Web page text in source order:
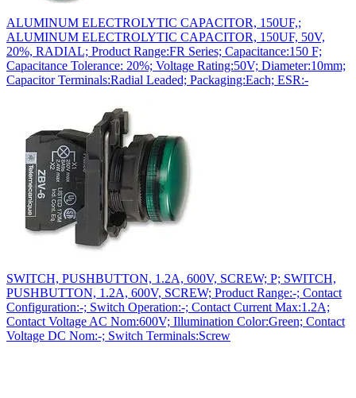
ALUMINUM ELECTROLYTIC CAPACITOR, 150UF,;
ALUMINUM ELECTROLYTIC CAPACITOR, 150UF, 50V,
20%, RADIAL; Product Range:FR Series; Capacitance:150 F;
Capacitance Tolerance: 20%; Voltage Rating:50V; Diameter:10mm;
Capacitor Terminals:Radial Leaded; Packaging:Each; ESR:-
SWITCH, PUSHBUTTON, 1.2A, 600V, SCREW; P; SWITCH,
PUSHBUTTON, 1.2A, 600V, SCREW; Product Range:-; Contact
Configuration:-; Switch Operation:-; Contact Current Max:1.2A;
Contact Voltage AC Nom:600V; Illumination Color:Green; Contact
Voltage DC Nom:-; Switch Terminals:Screw